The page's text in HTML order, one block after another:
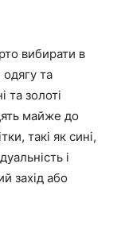
вибирати в
та
та золоті
майже до
такі як сині,
і
захід або